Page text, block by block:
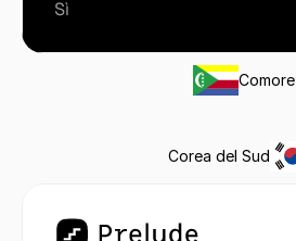
Sì
Comore
Corea del Sud